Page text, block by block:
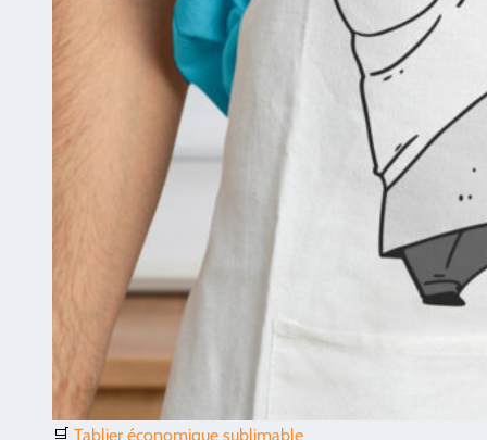
🛒 Tablier économique sublimable